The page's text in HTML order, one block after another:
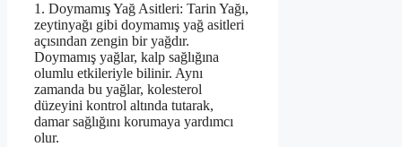
1. Doymamış Yağ Asitleri: Tarin Yağı,
zeytinyağı gibi doymamış yağ asitleri
açısından zengin bir yağdır.
Doymamış yağlar, kalp sağlığına
olumlu etkileriyle bilinir. Aynı
zamanda bu yağlar, kolesterol
düzeyini kontrol altında tutarak,
damar sağlığını korumaya yardımcı
olur.